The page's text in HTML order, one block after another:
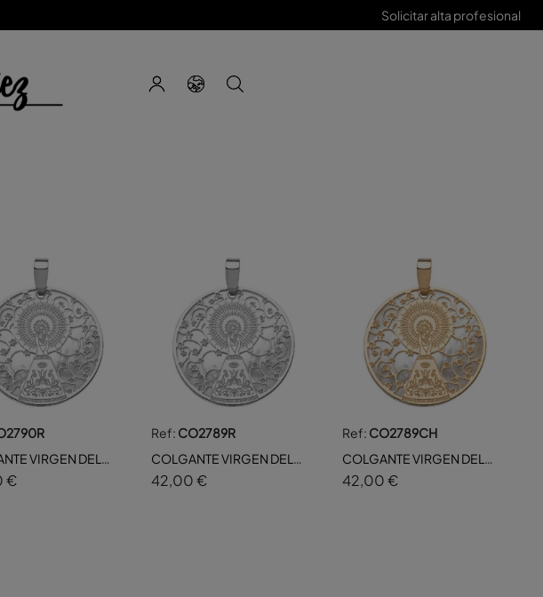
Solicitar alta profesional
VIRGEN DEL
25MM
€
Ref: CO2789R
COLGANTE VIRGEN DEL
PILAR NACAR 18,5MM
42,00 €
Ref: CO2789CH
COLGANTE VIRGEN DEL
PILAR NACAR 18,5MM
42,00 €